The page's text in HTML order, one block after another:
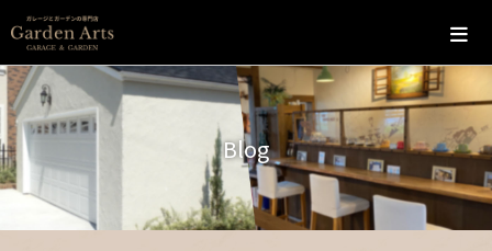
ホーム
会社概要
こだわり
Blog